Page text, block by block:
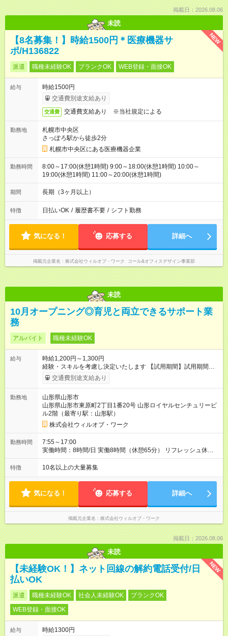
掲載日：2026.08.06
未読
NEW
【8名募集！】時給1500円＊医療機器サ
ポ/H136822
派遣 職種未経験OK ブランクOK WEB登録・面接OK
給与
時給1500円
交通費別途支給あり
交通費 交通費支給あり ※当社規定による
勤務地
札幌市中央区
さっぽろ駅から徒歩2分
札幌市中央区にある医療機器企業
勤務時間
8:00～17:00(休憩1時間) 9:00～18:00(休憩1時間) 10:00～
19:00(休憩1時間) 11:00～20:00(休憩1時間)
期間 長期（3ヶ月以上）
特徴 日払いOK / 履歴書不要 / シフト勤務
気になる！ 応募する 詳細へ
掲載元企業名 株式会社ウィルオブ・ワーク コール&オフィスデザイン事業部
未読
10月オープニング◎育児と両立できるサポート業
務
アルバイト 職種未経験OK
給与
時給1,200円～1,300円
経験・スキルを考慮し決定いたします 【試用期間】試用期間あ
り 試用期間の長さ：1ヶ月 雇用形態、給与は本採用時と同じで
す。
交通費別途支給あり
勤務地
山形県山形市
山形県山形市東原町2丁目1番20号 山形ロイヤルセンチュリービ
ル2階（最寄り駅：山形駅）
株式会社ウィルオブ・ワーク
勤務時間
7:55～17:00
実働時間：8時間/日 実働8時間（休憩65分） リフレッシュ休憩
あり（有給） 残業月5～10時間未満
特徴 10名以上の大量募集
気になる！ 応募する 詳細へ
掲載元企業名 株式会社ウィルオブ・ワーク
掲載日：2026.08.06
未読
NEW
【未経験OK！】ネット回線の解約電話受付/日
払いOK
派遣 職種未経験OK 社会人未経験OK
ブランクOK
WEB登録・面接OK
給与
時給1300円